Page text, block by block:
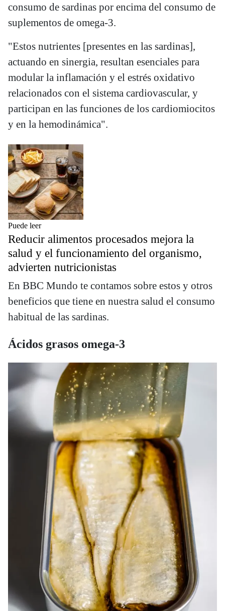
consumo de sardinas por encima del consumo de
suplementos de omega-3.
"Estos nutrientes [presentes en las sardinas],
actuando en sinergia, resultan esenciales para
modular la inflamación y el estrés oxidativo
relacionados con el sistema cardiovascular, y
participan en las funciones de los cardiomiocitos
y en la hemodinámica".
Puede leer
Reducir alimentos procesados mejora la
salud y el funcionamiento del organismo,
advierten nutricionistas
En BBC Mundo te contamos sobre estos y otros
beneficios que tiene en nuestra salud el consumo
habitual de las sardinas.
Ácidos grasos omega-3